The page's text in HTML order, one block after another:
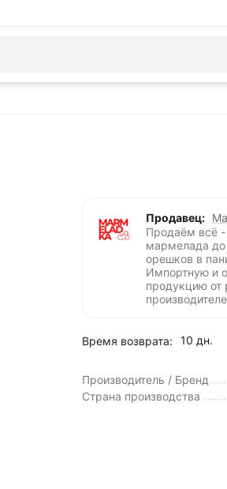
Продавец:
Продаём всё -
мармелада
орешков в
Импортную и
продукцию от
Время возврата: 10 дн.
Производитель / Бренд
Страна производства